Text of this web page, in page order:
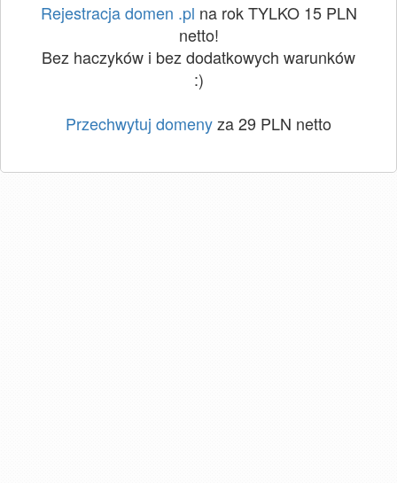
Rejestracja domen .pl na rok TYLKO 15 PLN
netto!
Bez haczyków i bez dodatkowych warunków
:)
Przechwytuj domenyza 29 PLN netto